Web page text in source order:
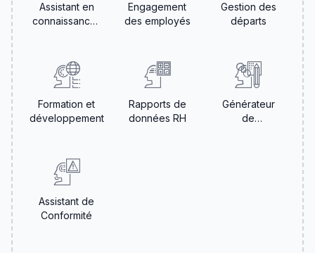
Assistant en
connaissances
Engagement
des employés
Gestion des
départs
Formation et
développement
Rapports de
données RH
Générateur
de
Assistant de
Conformité